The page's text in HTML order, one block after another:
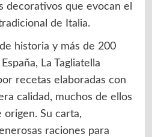
decorativos que evocan el
de Italia.
historia y más de 200
La Tagliatella
recetas elaboradas con
calidad, muchos de ellos
Su carta,
raciones para